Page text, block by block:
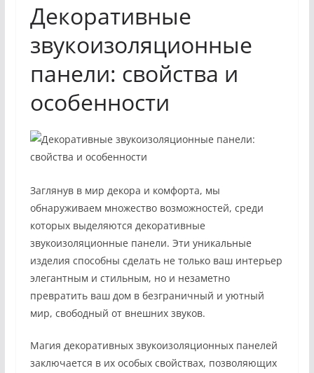
Декоративные
звукоизоляционные
панели: свойства и
особенности
Заглянув в мир декора и комфорта, мы
обнаруживаем множество возможностей, среди
которых выделяются декоративные
звукоизоляционные панели. Эти уникальные
изделия способны сделать не только ваш интерьер
элегантным и стильным, но и незаметно
превратить ваш дом в безграничный и уютный
мир, свободный от внешних звуков.
Магия декоративных звукоизоляционных панелей
заключается в их особых свойствах, позволяющих